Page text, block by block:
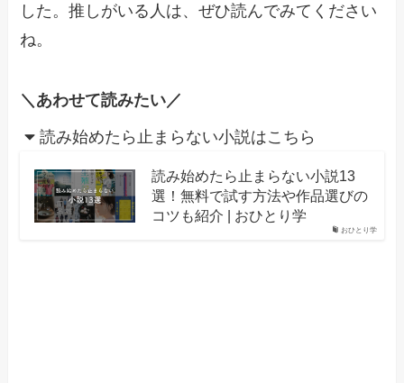
した。推しがいる人は、ぜひ読んでみてください
ね。
＼あわせて読みたい／
読み始めたら止まらない小説はこちら
おひとり学
読み始めたら止まらない小説13
選！無料で試す方法や作品選びの
コツも紹介 | おひとり学